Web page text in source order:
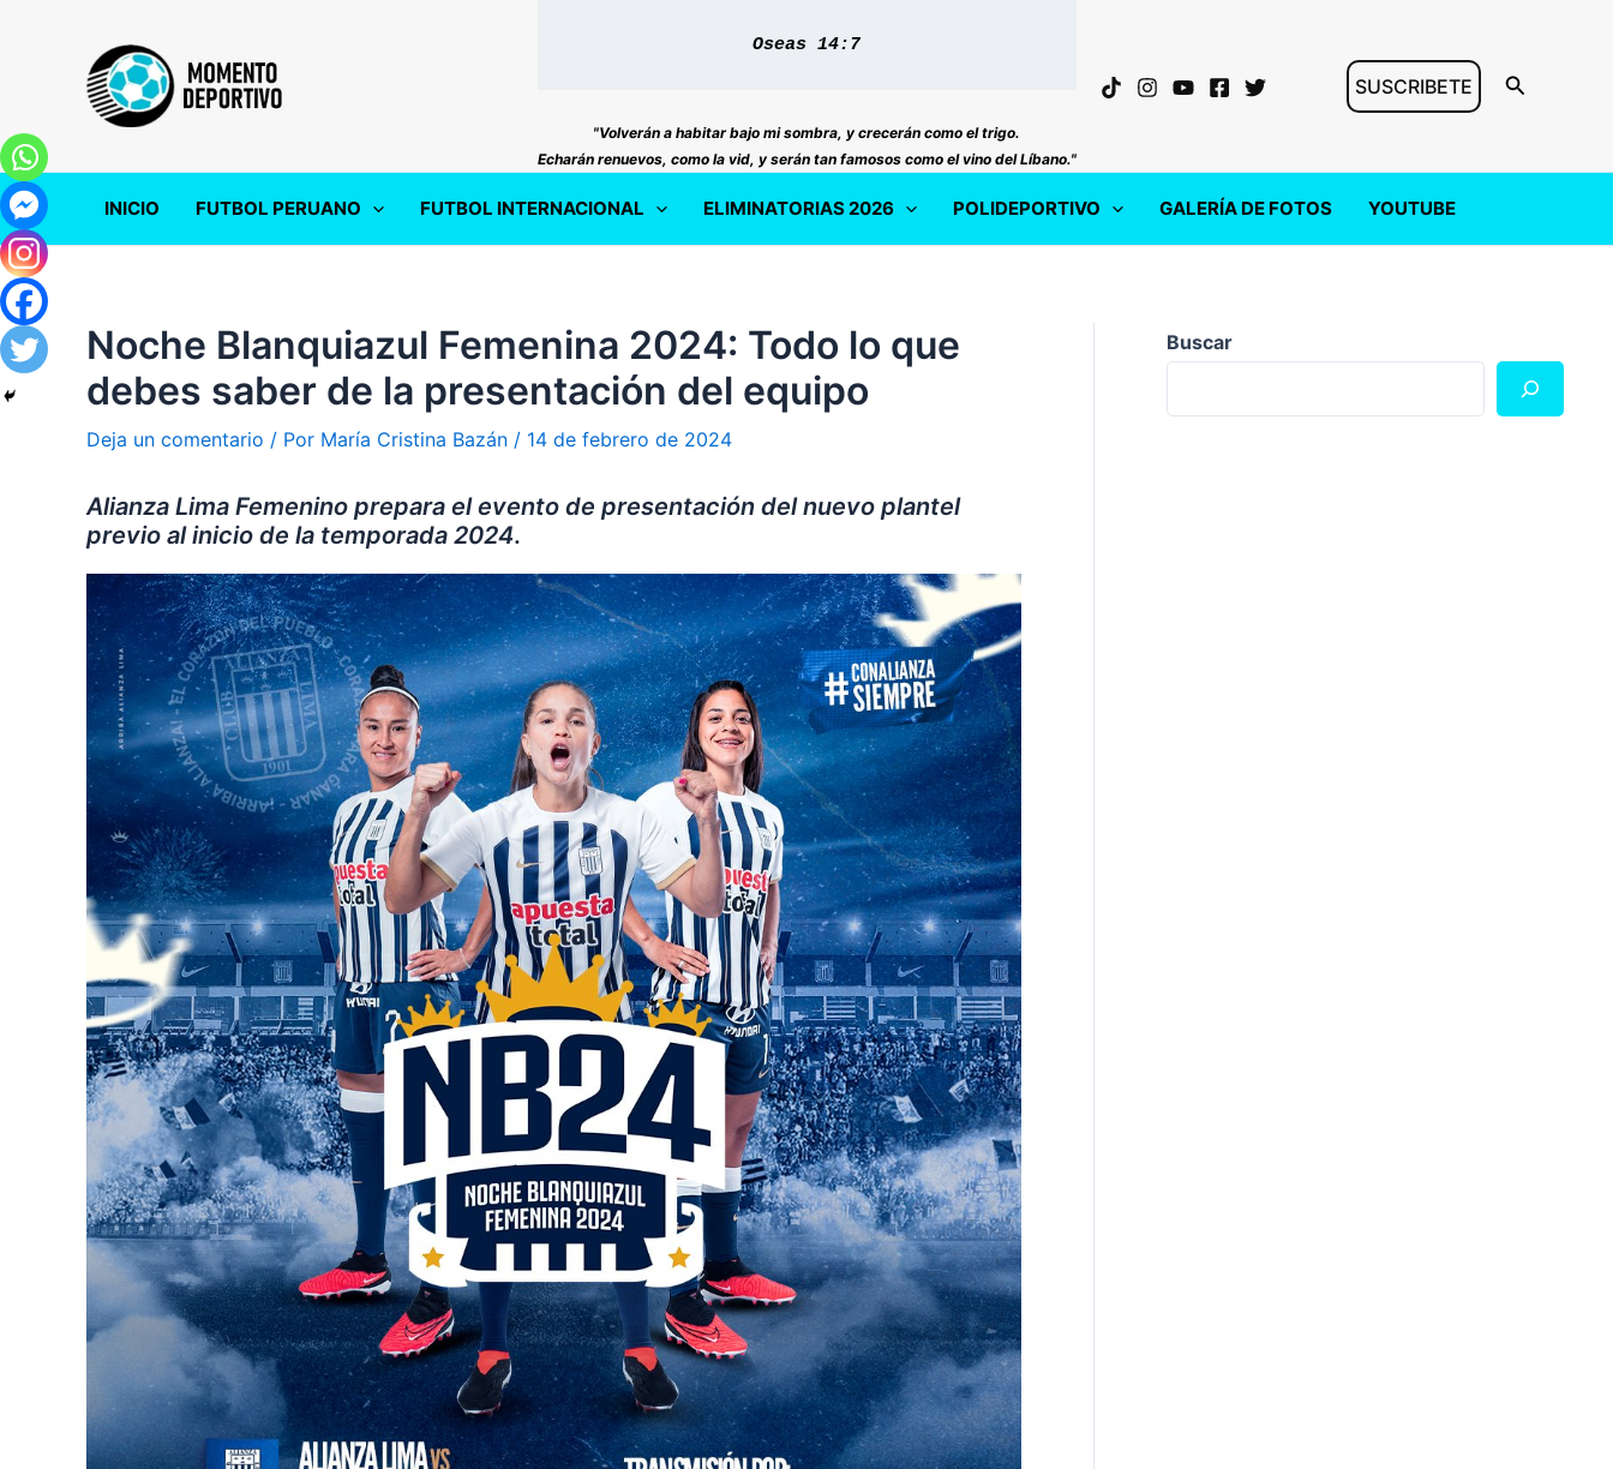
contenido
Oseas 14:7
"Volverán a habitar bajo mi sombra, y crecerán como el trigo.
Echarán renuevos, como la vid, y serán tan famosos como el vino del Líbano."
SUSCRIBETE Buscar
INICIO FUTBOL PERUANO FUTBOL INTERNACIONAL ELIMINATORIAS 2026 POLIDEPORTIVO GALERÍA DE FOTOS YOUTUBE
Noche Blanquiazul Femenina 2024: Todo lo que
debes saber de la presentación del equipo
Deja un comentario / Por María Cristina Bazán / 14 de febrero de 2024
Alianza Lima Femenino prepara el evento de presentación del nuevo plantel
previo al inicio de la temporada 2024.
Buscar